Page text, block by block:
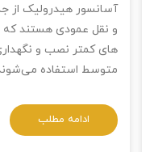
آسانسور هیدرولیک
و نقل عمودی هستند که
‌های کمتر نصب و
متوسط استفاده
ادامه مطلب